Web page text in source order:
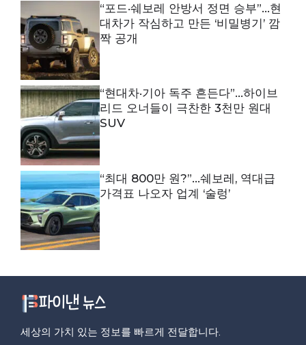
“포드·쉐보레 안방서 정면 승부”…현
대차가 작심하고 만든 ‘비밀병기’ 깜
짝 공개
“현대차·기아 독주 흔든다”…하이브
리드 오너들이 극찬한 3천만 원대
SUV
“최대 800만 원?”…쉐보레, 역대급
가격표 나오자 업계 ‘술렁’
세상의 가치 있는 정보를 빠르게 전달합니다.